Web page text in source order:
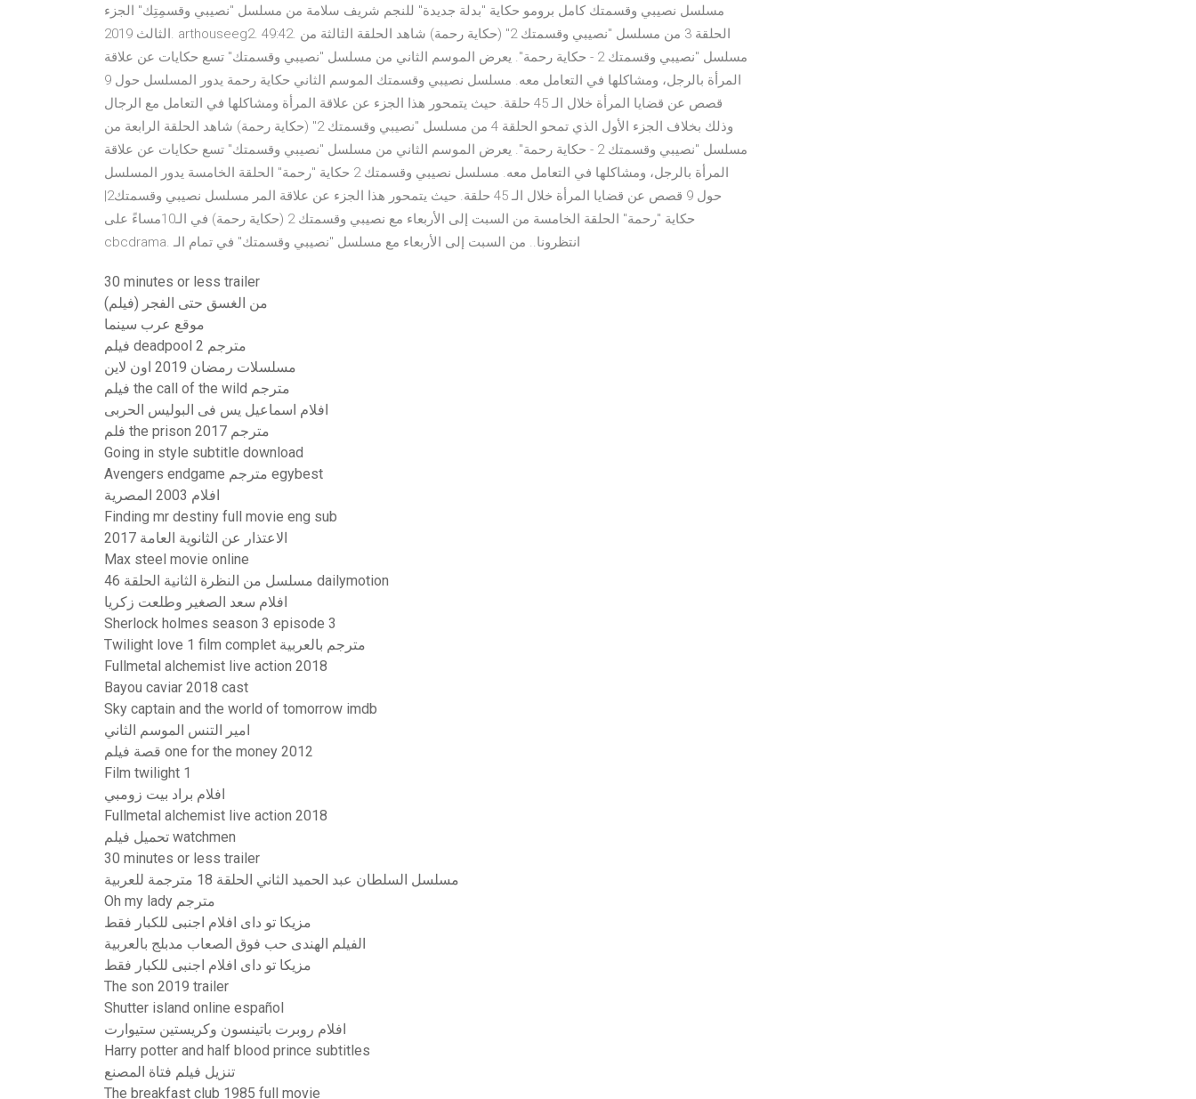
مسلسل نصيبي وقسمتك كامل برومو حكاية "بدلة جديدة" للنجم شريف سلامة من مسلسل "نصيبي وقسمِتِك" الجزء
الثالث 2019. arthouseeg2. 49:42. الحلقة 3 من مسلسل "نصيبي وقسمتك 2" (حكاية رحمة) شاهد الحلقة الثالثة من
مسلسل "نصيبي وقسمتك 2 - حكاية رحمة". يعرض الموسم الثاني من مسلسل "نصيبي وقسمتك" تسع حكايات عن علاقة
المرأة بالرجل، ومشاكلها في التعامل معه. مسلسل نصيبي وقسمتك الموسم الثاني حكاية رحمة يدور المسلسل حول 9
قصص عن قضايا المرأة خلال الـ 45 حلقة. حيث يتمحور هذا الجزء عن علاقة المرأة ومشاكلها في التعامل مع الرجال
وذلك بخلاف الجزء الأول الذي تمحو الحلقة 4 من مسلسل "نصيبي وقسمتك 2" (حكاية رحمة) شاهد الحلقة الرابعة من
مسلسل "نصيبي وقسمتك 2 - حكاية رحمة". يعرض الموسم الثاني من مسلسل "نصيبي وقسمتك" تسع حكايات عن علاقة
المرأة بالرجل، ومشاكلها في التعامل معه. مسلسل نصيبي وقسمتك 2 حكاية "رحمة" الحلقة الخامسة يدور المسلسل
حول 9 قصص عن قضايا المرأة خلال الـ 45 حلقة. حيث يتمحور هذا الجزء عن علاقة المر مسلسل نصيبي وقسمتك2|
حكاية "رحمة" الحلقة الخامسة من السبت إلى الأربعاء مع نصيبي وقسمتك 2 (حكاية رحمة) في الـ10مساءً على
cbcdrama. انتظرونا.. من السبت إلى الأربعاء مع مسلسل "نصيبي وقسمتك" في تمام الـ
30 minutes or less trailer
من الغسق حتى الفجر (فيلم)
موقع عرب سينما
فيلم deadpool 2 مترجم
مسلسلات رمضان 2019 اون لاين
فيلم the call of the wild مترجم
افلام اسماعيل يس فى البوليس الحربى
فلم the prison 2017 مترجم
Going in style subtitle download
Avengers endgame مترجم egybest
افلام 2003 المصرية
Finding mr destiny full movie eng sub
الاعتذار عن الثانوية العامة 2017
Max steel movie online
مسلسل من النظرة الثانية الحلقة 46 dailymotion
افلام سعد الصغير وطلعت زكريا
Sherlock holmes season 3 episode 3
Twilight love 1 film complet مترجم بالعربية
Fullmetal alchemist live action 2018
Bayou caviar 2018 cast
Sky captain and the world of tomorrow imdb
امير التنس الموسم الثاني
قصة فيلم one for the money 2012
Film twilight 1
افلام براد بيت زومبي
Fullmetal alchemist live action 2018
تحميل فيلم watchmen
30 minutes or less trailer
مسلسل السلطان عبد الحميد الثاني الحلقة 18 مترجمة للعربية
Oh my lady مترجم
مزيكا تو داى افلام اجنبى للكبار فقط
الفيلم الهندى حب فوق الصعاب مدبلج بالعربية
مزيكا تو داى افلام اجنبى للكبار فقط
The son 2019 trailer
Shutter island online español
افلام روبرت باتينسون وكريستين ستيوارت
Harry potter and half blood prince subtitles
تنزيل فيلم فتاة المصنع
The breakfast club 1985 full movie